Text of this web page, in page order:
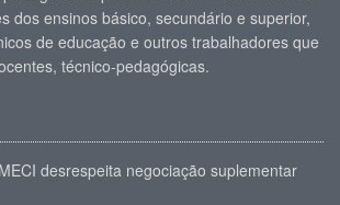
dos ensinos básico, secundário e superior,
de educação e outros trabalhadores que
técnico-pedagógicas.
desrespeita negociação suplementar